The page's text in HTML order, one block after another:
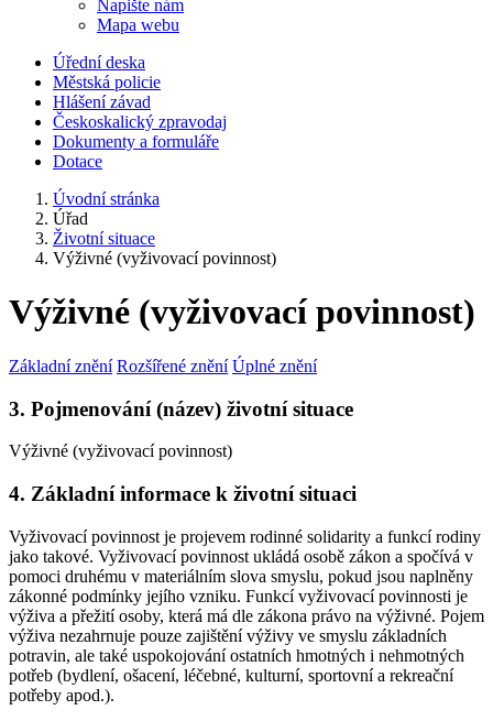
Napište nám
Mapa webu
Úřední deska
Městská policie
Hlášení závad
Českoskalický zpravodaj
Dokumenty a formuláře
Dotace
Úvodní stránka
Úřad
Životní situace
Výživné (vyživovací povinnost)
Výživné (vyživovací povinnost)
Základní znění Rozšířené znění Úplné znění
3. Pojmenování (název) životní situace
Výživné (vyživovací povinnost)
4. Základní informace k životní situaci
Vyživovací povinnost je projevem rodinné solidarity a funkcí rodiny
jako takové. Vyživovací povinnost ukládá osobě zákon a spočívá v
pomoci druhému v materiálním slova smyslu, pokud jsou naplněny
zákonné podmínky jejího vzniku. Funkcí vyživovací povinnosti je
výživa a přežití osoby, která má dle zákona právo na výživné. Pojem
výživa nezahrnuje pouze zajištění výživy ve smyslu základních
potravin, ale také uspokojování ostatních hmotných i nehmotných
potřeb (bydlení, ošacení, léčebné, kulturní, sportovní a rekreační
potřeby apod.).